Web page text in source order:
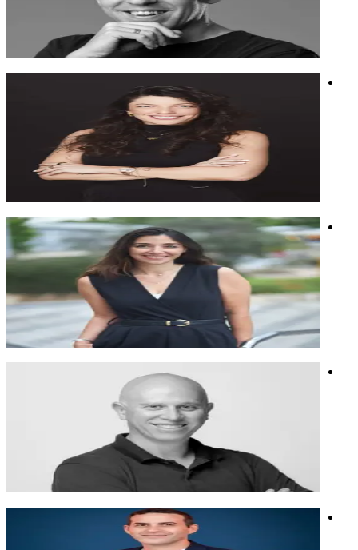
מוזיקאי, מוביל חדשנות ואמן בינה מלאכותית. מרצה מבוקש בארץ
בינה מלאכותיתחדשנותמוזיקה
מפתחת שיטת TURBO OS, עוזרת לארגונים להפוך עומס
לפוקוס, בהירות ותנופה.
מפתחת שיטת TURBO OS, עוזרת לארגונים להפוך עומס
לפוקוס, בהירות ותנופה.
מורן סער בכר
מובילה תהליכי שינוי בארגונים, מרצה ומשוחחת עם בינה בהרצאה
המבוקשת של שנת 2025
מובילה תהליכי שינוי בארגונים, מרצה ומשוחחת עם בינה בהרצאה
המבוקשת של שנת 2025
בינה מלאכותיתסטוריטלינג
מוביל דעה בחדשנות ו-AI, המחבר בין עולמות התאגידים
והסטארטאפים הגלובליים.
מוביל דעה בחדשנות ו-AI, המחבר בין עולמות התאגידים
והסטארטאפים הגלובליים.
בינה מלאכותית השקעות
מחלקת שיווק של בן אדם אחד וצבא של סוכני בינה מלאכותית